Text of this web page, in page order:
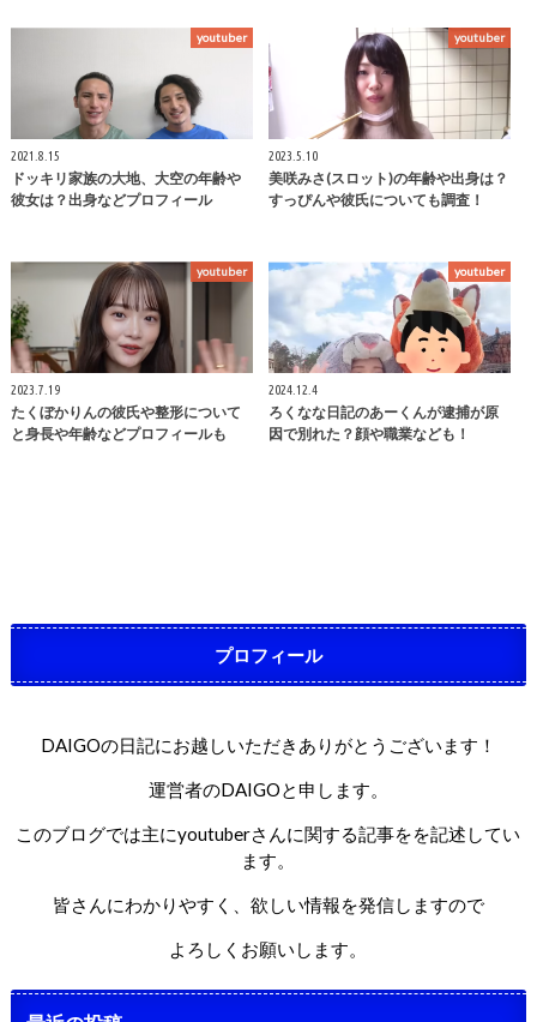
youtuber
2021.8.15
ドッキリ家族の大地、大空の年齢や
彼女は？出身などプロフィール
youtuber
2023.5.10
美咲みさ(スロット)の年齢や出身は？
すっぴんや彼氏についても調査！
youtuber
2023.7.19
たくぼかりんの彼氏や整形について
と身長や年齢などプロフィールも
youtuber
2024.12.4
ろくなな日記のあーくんが逮捕が原
因で別れた？顔や職業なども！
プロフィール
DAIGOの日記にお越しいただきありがとうございます！
運営者のDAIGOと申します。
このブログでは主にyoutuberさんに関する記事をを記述してい
ます。
皆さんにわかりやすく、欲しい情報を発信しますので
よろしくお願いします。